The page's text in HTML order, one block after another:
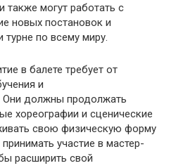
также могут работать с
новых постановок и
турне по всему миру.
в балете требует от
и
Они должны продолжать
хореографии и сценические
свою физическую форму
участие в мастер-
расширить свой